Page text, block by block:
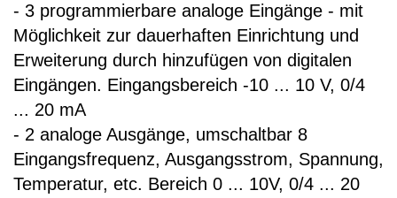
- 3 programmierbare analoge Eingänge - mit
Möglichkeit zur dauerhaften Einrichtung und
Erweiterung durch hinzufügen von digitalen
Eingängen. Eingangsbereich -10 ... 10 V, 0/4
... 20 mA
- 2 analoge Ausgänge, umschaltbar 8
Eingangsfrequenz, Ausgangsstrom, Spannung,
Temperatur, etc. Bereich 0 ... 10V, 0/4 ... 20